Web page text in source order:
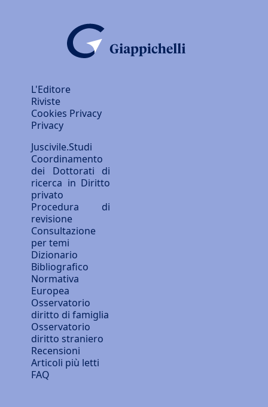
L'Editore
Riviste
Cookies Privacy
Privacy
Juscivile.Studi
Coordinamento
dei Dottorati di
ricerca in Diritto
privato
Procedura di
revisione
Consultazione
per temi
Dizionario
Bibliografico
Normativa
Europea
Osservatorio
diritto di famiglia
Osservatorio
diritto straniero
Recensioni
Articoli più letti
FAQ